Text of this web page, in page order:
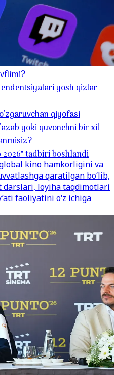
yosh qizlar
qiyofasi
yoki quvonchni bir xil
2026" tadbiri boshlandi
kino hamkorligini va
qaratilgan bo‘lib,
darslari, loyiha taqdimotlari
faoliyatini o‘z ichiga